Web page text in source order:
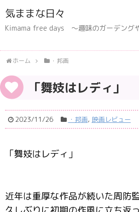
気ままな日々
Kimama free days 〜趣味のガーデング
ホーム ・邦画
「舞妓はレディ」
2023/11/26 ・邦画, 映画レビュー
「舞妓はレディ」
近年は重厚な作品が続いた周防監